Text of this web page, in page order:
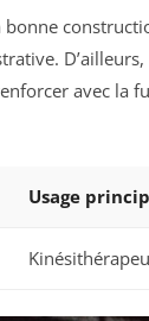
bonne
D’ailleurs,
avec la
Usage